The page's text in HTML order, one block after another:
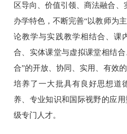
区导向、价值引领、商法融合、
办学特色，不断完善“以教师为
论教学与实践教学相结合、课
合、实体课堂与虚拟课堂相结
合”的开放、协同、实用、有效
培养了一大批具有良好思想道
养、专业知识和国际视野的应
级专门人才。